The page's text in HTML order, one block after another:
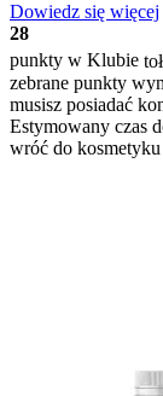
Dowiedz się więcej
28
punkty w Klubie
zebrane punkty
musisz posiadać
Estymowany czas
wróć do kosmetyku